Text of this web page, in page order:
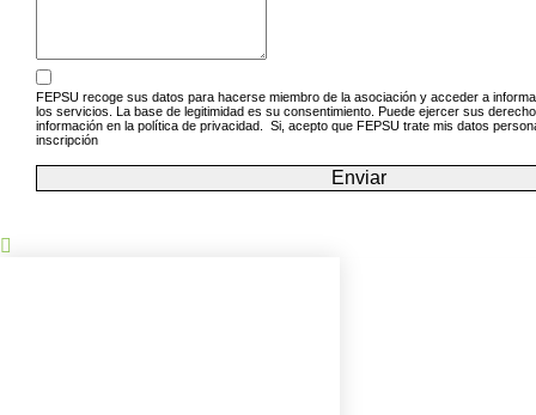
FEPSU recoge sus datos para hacerse miembro de la asociación y acceder a
los servicios. La base de legitimidad es su consentimiento. Puede ejercer sus
información en la política de privacidad. ㅤㅤㅤㅤㅤㅤㅤㅤㅤㅤㅤㅤㅤㅤㅤㅤㅤㅤㅤㅤㅤㅤㅤㅤㅤㅤㅤㅤㅤㅤㅤㅤㅤㅤㅤㅤㅤㅤㅤㅤㅤㅤㅤㅤㅤㅤㅤㅤㅤㅤㅤㅤㅤㅤㅤㅤㅤㅤㅤㅤㅤㅤㅤㅤㅤㅤㅤㅤㅤㅤㅤㅤㅤㅤㅤ Si, acepto
inscripción
Enviar